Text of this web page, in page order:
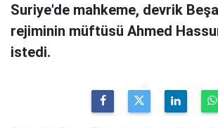
Suriye'de mahkeme, devrik
rejiminin müftüsü Ahmed
istedi.